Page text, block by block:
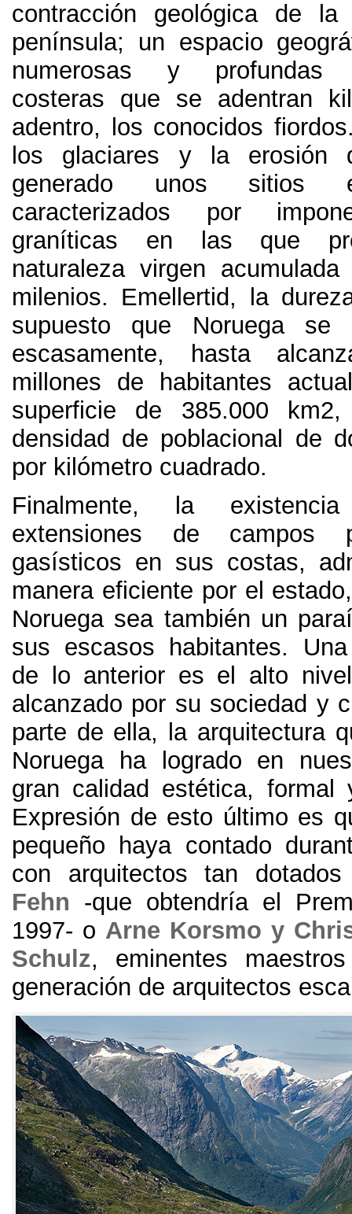
contracción geológica de
península; un espacio
numerosas y profundas
costeras que se adentran
adentro, los conocidos fiordos
los glaciares y la erosión
generado unos sitios
caracterizados por
graníticas en las que
naturaleza virgen
milenios. Emellertid,
la
supuesto que Noruega se
escasamente,
hasta
millones de habitantes
superficie de 385.000 km2
densidad de poblacional de
por kilómetro cuadrado.
Finalmente,
la
extensiones de campos
gasísticos en sus costas,
manera eficiente por el estado
Noruega sea también un
sus escasos habitantes.
de lo anterior es el alto
alcanzado por su sociedad y
parte de ella,
la arquitectura
Noruega ha logrado en
gran calidad estética, formal
Expresión de esto último es
pequeño haya contado
con arquitectos tan dotados
Fehn -que obtendría el
1997- o Arne Korsmo y
Schulz, eminentes
generación de arquitectos